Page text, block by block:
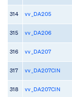
314 vv_DA205
315 vv_DA206
316 vv_DA207
317 vv_DA207CIN
318 vv_DA207CIN